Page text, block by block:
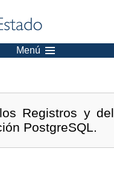
Menú
Registros y del
PostgreSQL.